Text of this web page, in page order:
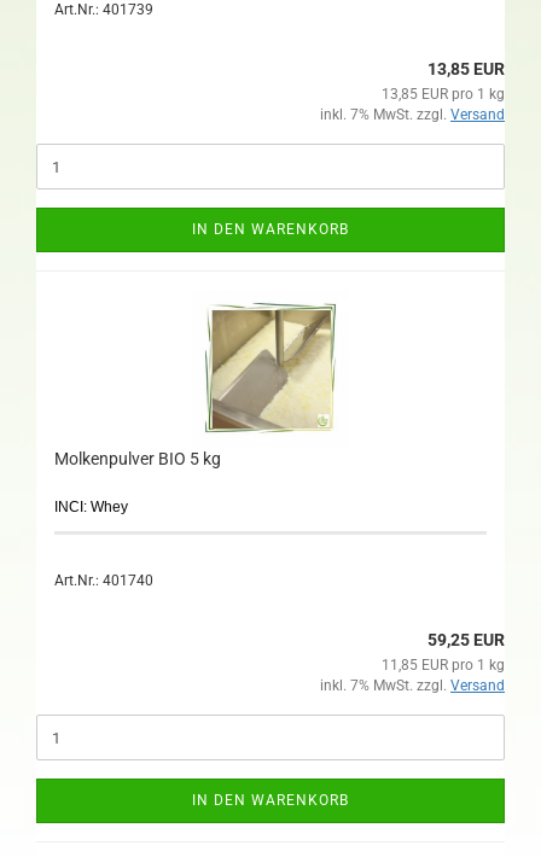
Art.Nr.: 401739
13,85 EUR
13,85 EUR pro 1 kg
inkl. 7% MwSt. zzgl. Versand
IN DEN WARENKORB
Molkenpulver BIO 5 kg
INCI: Whey
Art.Nr.: 401740
59,25 EUR
11,85 EUR pro 1 kg
inkl. 7% MwSt. zzgl. Versand
IN DEN WARENKORB